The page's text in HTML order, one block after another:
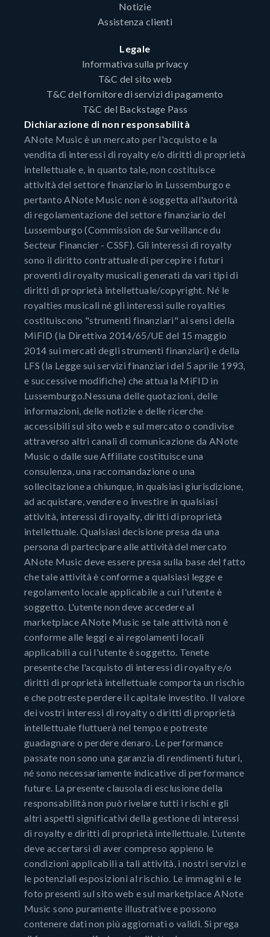
Notizie
Assistenza clienti
Legale
Informativa sulla privacy
T&C del sito web
T&C del fornitore di servizi di pagamento
T&C del Backstage Pass
Dichiarazione di non responsabilità
ANote Music è un mercato per l'acquisto e la
vendita di interessi di royalty e/o diritti di proprietà
intellettuale e, in quanto tale, non costituisce
attività del settore finanziario in Lussemburgo e
pertanto ANote Music non è soggetta all'autorità
di regolamentazione del settore finanziario del
Lussemburgo (Commission de Surveillance du
Secteur Financier - CSSF). Gli interessi di royalty
sono il diritto contrattuale di percepire i futuri
proventi di royalty musicali generati da vari tipi di
diritti di proprietà intellettuale/copyright. Né le
royalties musicali né gli interessi sulle royalties
costituiscono "strumenti finanziari" ai sensi della
MiFID (la Direttiva 2014/65/UE del 15 maggio
2014 sui mercati degli strumenti finanziari) e della
LFS (la Legge sui servizi finanziari del 5 aprile 1993,
e successive modifiche) che attua la MiFID in
Lussemburgo.Nessuna delle quotazioni, delle
informazioni, delle notizie e delle ricerche
accessibili sul sito web e sul mercato o condivise
attraverso altri canali di comunicazione da ANote
Music o dalle sue Affiliate costituisce una
consulenza, una raccomandazione o una
sollecitazione a chiunque, in qualsiasi giurisdizione,
ad acquistare, vendere o investire in qualsiasi
attività, interessi di royalty, diritti di proprietà
intellettuale. Qualsiasi decisione presa da una
persona di partecipare alle attività del mercato
ANote Music deve essere presa sulla base del fatto
che tale attività è conforme a qualsiasi legge e
regolamento locale applicabile a cui l'utente è
soggetto. L'utente non deve accedere al
marketplace ANote Music se tale attività non è
conforme alle leggi e ai regolamenti locali
applicabili a cui l'utente è soggetto. Tenete
presente che l'acquisto di interessi di royalty e/o
diritti di proprietà intellettuale comporta un rischio
e che potreste perdere il capitale investito. Il valore
dei vostri interessi di royalty o diritti di proprietà
intellettuale fluttuerà nel tempo e potreste
guadagnare o perdere denaro. Le performance
passate non sono una garanzia di rendimenti futuri,
né sono necessariamente indicative di performance
future. La presente clausola di esclusione della
responsabilità non può rivelare tutti i rischi e gli
altri aspetti significativi della gestione di interessi
di royalty e diritti di proprietà intellettuale. L'utente
deve accertarsi di aver compreso appieno le
condizioni applicabili a tali attività, i nostri servizi e
le potenziali esposizioni al rischio. Le immagini e le
foto presenti sul sito web e sul marketplace ANote
Music sono puramente illustrative e possono
contenere dati non più aggiornati o validi. Si prega